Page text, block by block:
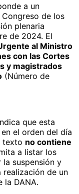
a un
de los
plenaria
de 2024. El
al Ministro
con las Cortes
y magistrados
(Número de
que esta
el orden del día
texto no contiene
a listar los
suspensión y
realización de un
la DANA.